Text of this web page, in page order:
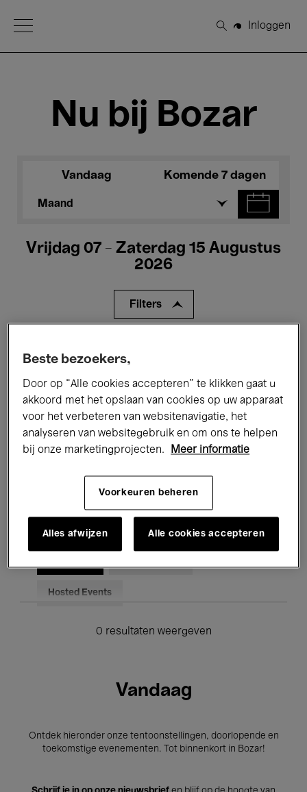
Open Menu
Zoeken
Inloggen
Nu bij Bozar
Vandaag Komende 7 dagen
Maand
Vrijdag 07 - Zaterdag 15 Augustus
2026
Filters
Tentoonstellingen Films
Performances Lezingen & Debatten
Klassieke Muziek Global Music
Elektronische Muziek
Voor iedereen Kids’ Palace
Hosted Events
0 resultaten weergeven
Vandaag
Ontdek hieronder onze tentoonstellingen, doorlopende en
toekomstige evenementen. Tot binnenkort in Bozar!
Beste bezoekers,
Door op “Alle cookies accepteren” te klikken gaat u
akkoord met het opslaan van cookies op uw apparaat
voor het verbeteren van websitenavigatie, het
analyseren van websitegebruik en om ons te helpen
bij onze marketingprojecten.
Meer informatie
Voorkeuren beheren
Alles afwijzen Alle cookies accepteren